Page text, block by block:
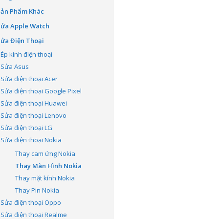
Phẩm Khác
Apple Watch
Điện Thoại
Ép kính điện thoại
Sửa Asus
Sửa điện thoại Acer
Sửa điện thoại Google Pixel
Sửa điện thoại Huawei
Sửa điện thoại Lenovo
Sửa điện thoại LG
Sửa điện thoại Nokia
Thay cam ứng Nokia
Thay Màn Hình Nokia
Thay mặt kính Nokia
Thay Pin Nokia
Sửa điện thoại Oppo
Sửa điện thoại Realme